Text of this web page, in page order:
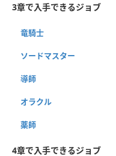
3章で入手できるジョブ
竜騎士
ソードマスター
導師
オラクル
薬師
4章で入手できるジョブ